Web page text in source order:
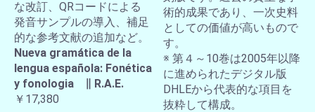
な改訂、QRコードによる
発音サンプルの導入、補足
的な参考文献の追加など。
Nueva gramática de la
lengua española: Fonética
y fonologia ∥ R.A.E.
￥17,380
術的成果であり、一次史料
としての価値が高いもので
す。
※ 第４～10巻は2005年以降
に進められたデジタル版
DHLEから代表的な項目を
抜粋して構成。